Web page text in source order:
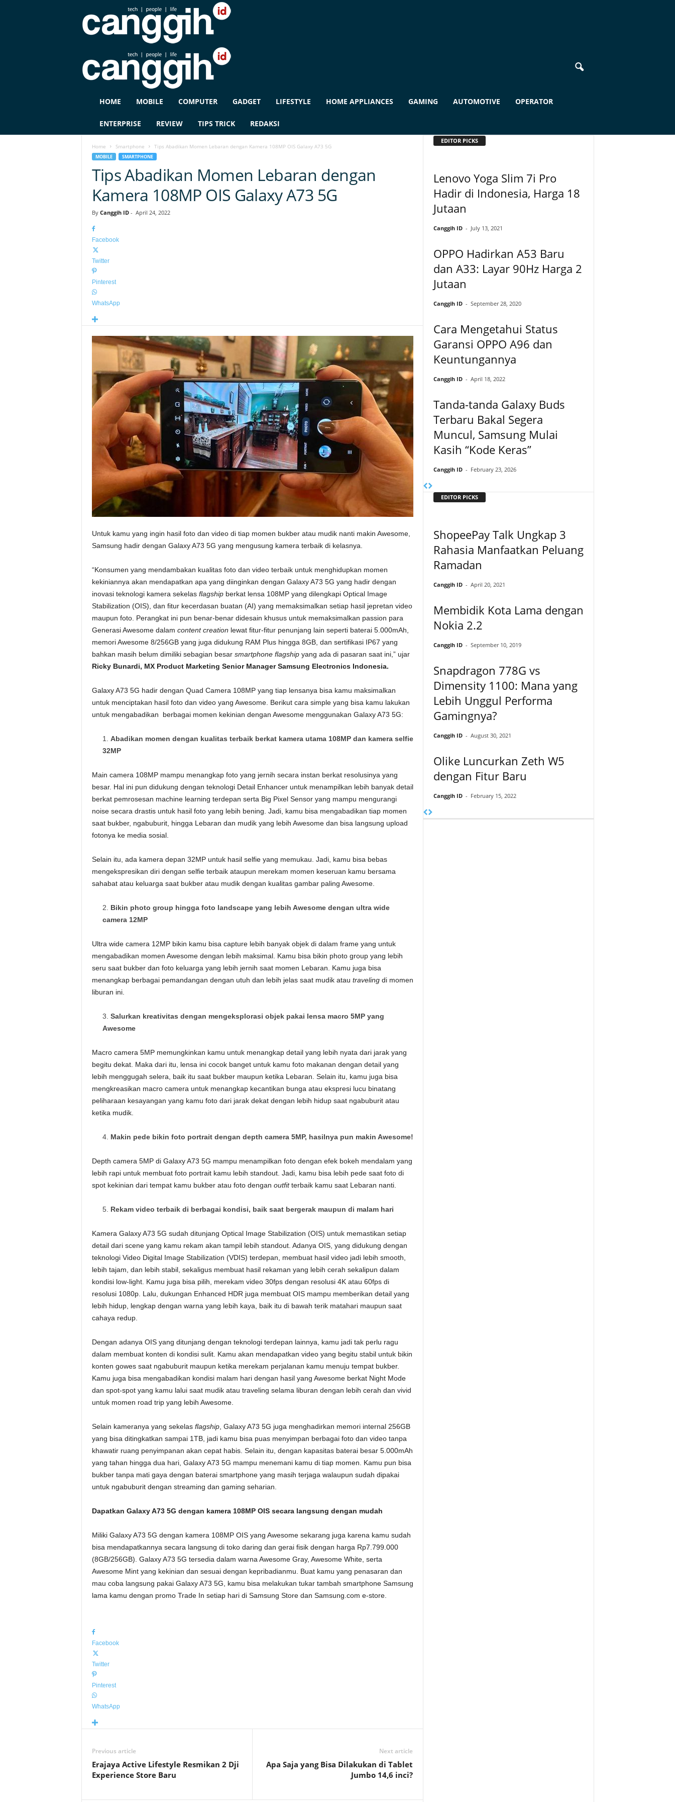
G
HOME MOBILE COMPUTER GADGET LIFESTYLE HOME APPLIANCES GAMING AUTOMOTIVE OPERATOR
ENTERPRISE REVIEW TIPS TRICK REDAKSI
Home Smartphone Tips Abadikan Momen Lebaran dengan Kamera 108MP OIS Galaxy A73 5G
MOBILE SMARTPHONE
Tips Abadikan Momen Lebaran dengan
Kamera 108MP OIS Galaxy A73 5G
By Canggih ID- April 24, 2022
Facebook
Twitter
Pinterest
WhatsApp
Untuk kamu yang ingin hasil foto dan video di tiap momen bukber atau mudik nanti makin Awesome,
Samsung hadir dengan Galaxy A73 5G yang mengusung kamera terbaik di kelasnya.
“Konsumen yang mendambakan kualitas foto dan video terbaik untuk menghidupkan momen
kekiniannya akan mendapatkan apa yang diinginkan dengan Galaxy A73 5G yang hadir dengan
inovasi teknologi kamera sekelas flagshipberkat lensa 108MP yang dilengkapi Optical Image
Stabilization (OIS), dan fitur kecerdasan buatan (AI) yang memaksimalkan setiap hasil jepretan video
maupun foto. Perangkat ini pun benar-benar didesain khusus untuk memaksimalkan passion para
Generasi Awesome dalam content creation lewat fitur-fitur penunjang lain seperti baterai 5.000mAh,
memori Awesome 8/256GB yang juga didukung RAM Plus hingga 8GB, dan sertifikasi IP67 yang
bahkan masih belum dimiliki sebagian besar smartphone flagshipyang ada di pasaran saat ini,” ujar
Ricky Bunardi, MX Product Marketing Senior Manager Samsung Electronics Indonesia.
Galaxy A73 5G hadir dengan Quad Camera 108MP yang tiap lensanya bisa kamu maksimalkan
untuk menciptakan hasil foto dan video yang Awesome. Berikut cara simple yang bisa kamu lakukan
untuk mengabadikan berbagai momen kekinian dengan Awesome menggunakan Galaxy A73 5G:
Abadikan momen dengan kualitas terbaik berkat kamera utama 108MP dan kamera selfie
32MP
Main camera 108MP mampu menangkap foto yang jernih secara instan berkat resolusinya yang
besar. Hal ini pun didukung dengan teknologi Detail Enhancer untuk menampilkan lebih banyak detail
berkat pemrosesan machine learning terdepan serta Big Pixel Sensor yang mampu mengurangi
noise secara drastis untuk hasil foto yang lebih bening. Jadi, kamu bisa mengabadikan tiap momen
saat bukber, ngabuburit, hingga Lebaran dan mudik yang lebih Awesome dan bisa langsung upload
fotonya ke media sosial.
Selain itu, ada kamera depan 32MP untuk hasil selfie yang memukau. Jadi, kamu bisa bebas
mengekspresikan diri dengan selfie terbaik ataupun merekam momen keseruan kamu bersama
sahabat atau keluarga saat bukber atau mudik dengan kualitas gambar paling Awesome.
Bikin photo group hingga foto landscape yang lebih Awesome dengan ultra wide
camera 12MP
Ultra wide camera 12MP bikin kamu bisa capture lebih banyak objek di dalam frame yang untuk
mengabadikan momen Awesome dengan lebih maksimal. Kamu bisa bikin photo group yang lebih
seru saat bukber dan foto keluarga yang lebih jernih saat momen Lebaran. Kamu juga bisa
menangkap berbagai pemandangan dengan utuh dan lebih jelas saat mudik atau traveling di momen
liburan ini.
Salurkan kreativitas dengan mengeksplorasi objek pakai lensa macro 5MP yang
Awesome
Macro camera 5MP memungkinkan kamu untuk menangkap detail yang lebih nyata dari jarak yang
begitu dekat. Maka dari itu, lensa ini cocok banget untuk kamu foto makanan dengan detail yang
lebih menggugah selera, baik itu saat bukber maupun ketika Lebaran. Selain itu, kamu juga bisa
mengkreasikan macro camera untuk ​​menangkap kecantikan bunga atau ekspresi lucu binatang
peliharaan kesayangan yang kamu foto dari jarak dekat dengan lebih hidup saat ngabuburit atau
ketika mudik.
Makin pede bikin foto portrait dengan depth camera 5MP, hasilnya pun makin Awesome!
Depth camera 5MP di Galaxy A73 5G mampu menampilkan foto dengan efek bokeh mendalam yang
lebih rapi untuk membuat foto portrait kamu lebih standout. Jadi, kamu bisa lebih pede saat foto di
spot kekinian dari tempat kamu bukber atau foto dengan outfitterbaik kamu saat Lebaran nanti.
Rekam video terbaik di berbagai kondisi, baik saat bergerak maupun di malam hari
Kamera Galaxy A73 5G sudah ditunjang Optical Image Stabilization (OIS) untuk memastikan setiap
detail dari scene yang kamu rekam akan tampil lebih standout. Adanya OIS, yang didukung dengan
teknologi Video Digital Image Stabilization (VDIS) terdepan, membuat hasil video jadi lebih smooth,
lebih tajam, dan lebih stabil, sekaligus membuat hasil rekaman yang lebih cerah sekalipun dalam
kondisi low-light. Kamu juga bisa pilih, merekam video 30fps dengan resolusi 4K atau 60fps di
resolusi 1080p. Lalu, dukungan Enhanced HDR juga membuat OIS mampu memberikan detail yang
lebih hidup, lengkap dengan warna yang lebih kaya, baik itu di bawah terik matahari maupun saat
cahaya redup.
Dengan adanya OIS yang ditunjang dengan teknologi terdepan lainnya, kamu jadi tak perlu ragu
dalam membuat konten di kondisi sulit. Kamu akan mendapatkan video yang begitu stabil untuk bikin
konten gowes saat ngabuburit maupun ketika merekam perjalanan kamu menuju tempat bukber.
Kamu juga bisa mengabadikan kondisi malam hari dengan hasil yang Awesome berkat Night Mode
dan spot-spot yang kamu lalui saat mudik atau traveling selama liburan dengan lebih cerah dan vivid
untuk momen road trip yang lebih Awesome.
Selain kameranya yang sekelasflagship, Galaxy A73 5G juga menghadirkan memori internal 256GB
yang bisa ditingkatkan sampai 1TB, jadi kamu bisa puas menyimpan berbagai foto dan video tanpa
khawatir ruang penyimpanan akan cepat habis. Selain itu, dengan kapasitas baterai besar 5.000mAh
yang tahan hingga dua hari, Galaxy A73 5G mampu menemani kamu di tiap momen. Kamu pun bisa
bukber tanpa mati gaya dengan baterai smartphone yang masih terjaga walaupun sudah dipakai
untuk ngabuburit dengan streaming dan gaming seharian.
Dapatkan Galaxy A73 5G dengan kamera 108MP OIS secara langsung dengan mudah
Miliki Galaxy A73 5G dengan kamera 108MP OIS yang Awesome sekarang juga karena kamu sudah
bisa mendapatkannya secara langsung di toko daring dan gerai fisik dengan harga Rp7.799.000
(8GB/256GB). Galaxy A73 5G tersedia dalam warna Awesome Gray, Awesome White, serta
Awesome Mint yang kekinian dan sesuai dengan kepribadianmu. Buat kamu yang penasaran dan
mau coba langsung pakai Galaxy A73 5G, kamu bisa melakukan tukar tambah smartphone Samsung
lama kamu dengan promo Trade In setiap hari di Samsung Store dan Samsung.com e-store.
Facebook
Twitter
Pinterest
WhatsApp
Previous article
Erajaya Active Lifestyle Resmikan 2 Dji
Experience Store Baru
Next article
Apa Saja yang Bisa Dilakukan di Tablet
Jumbo 14,6 inci?
EDITOR PICKS
Lenovo Yoga Slim 7i Pro
Hadir di Indonesia, Harga 18
Jutaan
Canggih ID - July 13, 2021
OPPO Hadirkan A53 Baru
dan A33: Layar 90Hz Harga 2
Jutaan
Canggih ID - September 28, 2020
Cara Mengetahui Status
Garansi OPPO A96 dan
Keuntungannya
Canggih ID - April 18, 2022
Tanda-tanda Galaxy Buds
Terbaru Bakal Segera
Muncul, Samsung Mulai
Kasih “Kode Keras”
Canggih ID - February 23, 2026
EDITOR PICKS
ShopeePay Talk Ungkap 3
Rahasia Manfaatkan Peluang
Ramadan
Canggih ID - April 20, 2021
Membidik Kota Lama dengan
Nokia 2.2
Canggih ID - September 10, 2019
Snapdragon 778G vs
Dimensity 1100: Mana yang
Lebih Unggul Performa
Gamingnya?
Canggih ID - August 30, 2021
Olike Luncurkan Zeth W5
dengan Fitur Baru
Canggih ID - February 15, 2022